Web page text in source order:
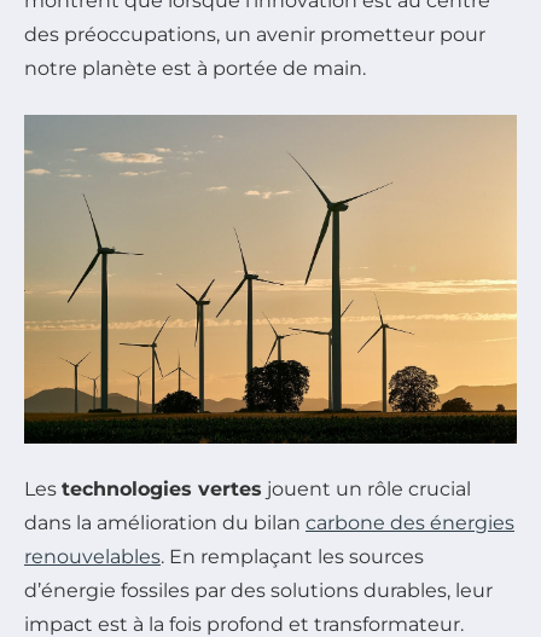
des préoccupations, un avenir prometteur pour
notre planète est à portée de main.
Les technologies vertes jouent un rôle crucial
dans la amélioration du bilan carbone des énergies
renouvelables. En remplaçant les sources
d’énergie fossiles par des solutions durables, leur
impact est à la fois profond et transformateur.